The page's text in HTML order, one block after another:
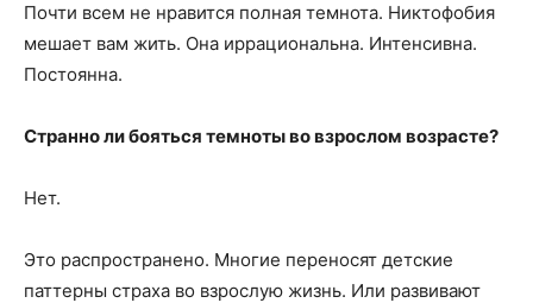
Почти всем не нравится полная темнота. Никтофобия
мешает вам жить. Она иррациональна. Интенсивна.
Постоянна.
Странно ли бояться темноты во взрослом возрасте?
Нет.
Это распространено. Многие переносят детские
паттерны страха во взрослую жизнь. Или развивают